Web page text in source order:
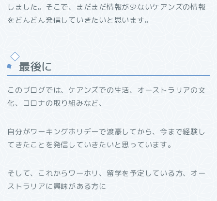
しました。そこで、まだまだ情報が少ないケアンズの情報
をどんどん発信していきたいと思います。
最後に
このブログでは、ケアンズでの生活、オーストラリアの文
化、コロナの取り組みなど、
自分がワーキングホリデーで渡豪してから、今まで経験し
てきたことを発信していきたいと思っています。
そして、これからワーホリ、留学を予定している方、オー
ストラリアに興味がある方に